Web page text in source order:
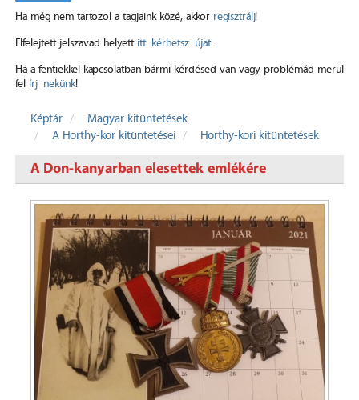
Ha még nem tartozol a tagjaink közé, akkor regisztrálj!
Elfelejtett jelszavad helyett itt kérhetsz újat.
Ha a fentiekkel kapcsolatban bármi kérdésed van vagy problémád merül
fel írj nekünk!
Képtár
Magyar kitüntetések
A Horthy-kor kitüntetései
Horthy-kori kitüntetések
A Don-kanyarban elesettek emlékére